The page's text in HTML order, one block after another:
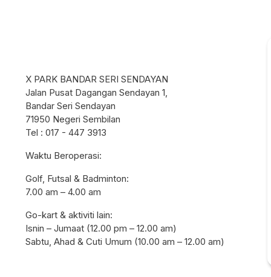
X PARK BANDAR SERI SENDAYAN
Jalan Pusat Dagangan Sendayan 1,
Bandar Seri Sendayan
71950 Negeri Sembilan
Tel : 017 - 447 3913
Waktu Beroperasi:
Golf, Futsal & Badminton:
7.00 am – 4.00 am
Go-kart & aktiviti lain:
Isnin – Jumaat (12.00 pm – 12.00 am)
Sabtu, Ahad & Cuti Umum (10.00 am – 12.00 am)